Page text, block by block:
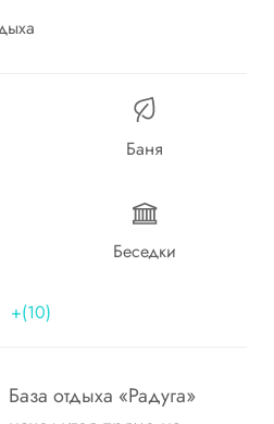
Баня
Беседки
+(10)
База отдыха «Радуга»